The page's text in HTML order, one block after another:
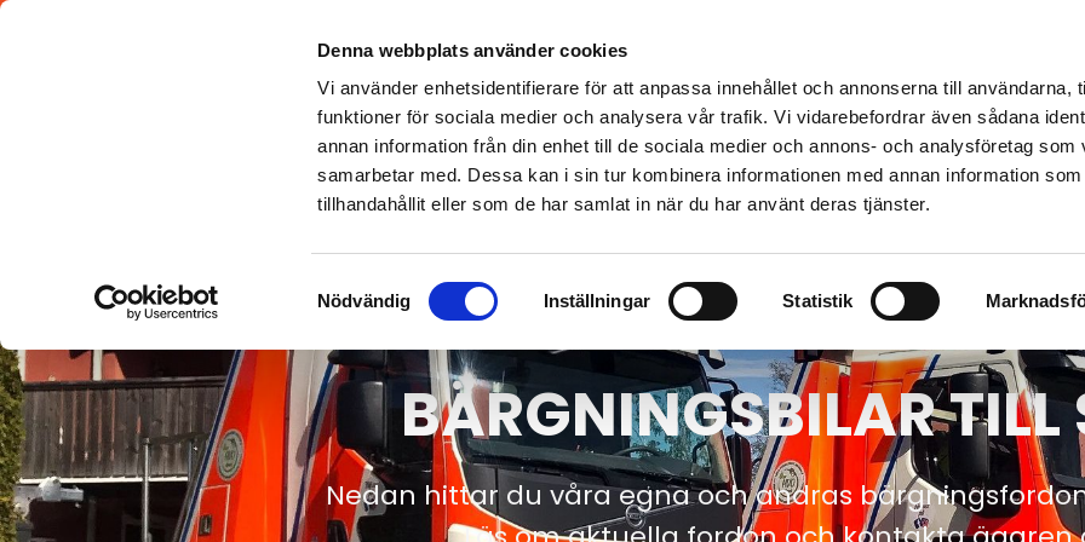
Denna webbplats använder cookies
Vi använder enhetsidentifierare för att anpassa innehållet och annonserna till användarna,
funktioner för sociala medier och analysera vår trafik. Vi vidarebefordrar även sådana
annan information från din enhet till de sociala medier och annons- och analysföretag som
samarbetar med. Dessa kan i sin tur kombinera informationen med annan information
tillhandahållit eller som de har samlat in när du har använt deras tjänster.
Nödvändig Inställningar Statistik
TRUCKSHOP
NYTT
ESKILSTUNA
016-13 02 02
FAGERSTA
0223-10101
KUNGSÖR
0221-12121
KÖPING
0221-121 21
VÄSTERÅS
BÄRGNINGSBILAR TILL
Nedan hittar du våra egna och andras